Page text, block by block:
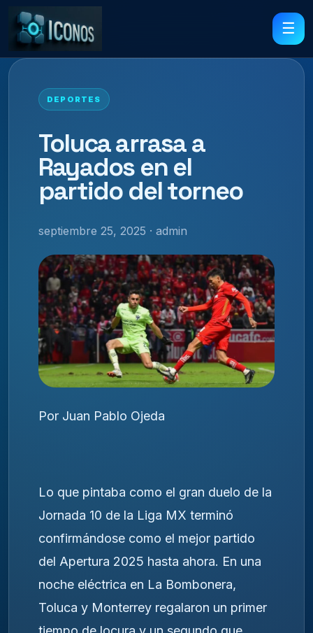
☰
DEPORTES
Toluca arrasa a
Rayados en el
partido del torneo
septiembre 25, 2025 · admin
Por Juan Pablo Ojeda
Lo que pintaba como el gran duelo de la
Jornada 10 de la Liga MX terminó
confirmándose como el mejor partido
del Apertura 2025 hasta ahora. En una
noche eléctrica en La Bombonera,
Toluca y Monterrey regalaron un primer